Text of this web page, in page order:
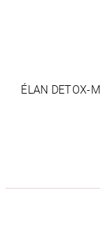
ÉLAN DETOX-